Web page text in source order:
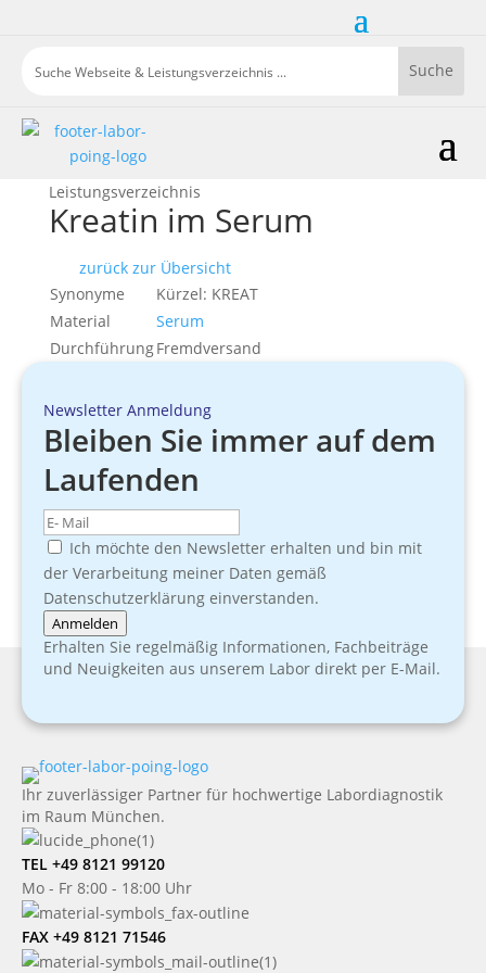
Leistungsverzeichnis
Kreatin im Serum
zurück zur Übersicht
Synonyme
Kürzel: KREAT
Material
Serum
DurchführungFremdversand
Newsletter Anmeldung
Bleiben Sie immer auf dem
Laufenden
Ich möchte den Newsletter erhalten und bin mit
der Verarbeitung meiner Daten gemäß
Datenschutzerklärung einverstanden.
Anmelden
Erhalten Sie regelmäßig Informationen, Fachbeiträge
und Neuigkeiten aus unserem Labor direkt per E-Mail.
Ihr zuverlässiger Partner für hochwertige Labordiagnostik
im Raum München.
TEL +49 8121 99120
Mo - Fr 8:00 - 18:00 Uhr
FAX +49 8121 71546